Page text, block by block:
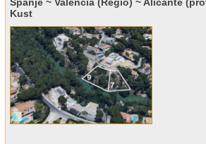
Spanje ~ Valencia (Regio) ~ Alicante
Kust